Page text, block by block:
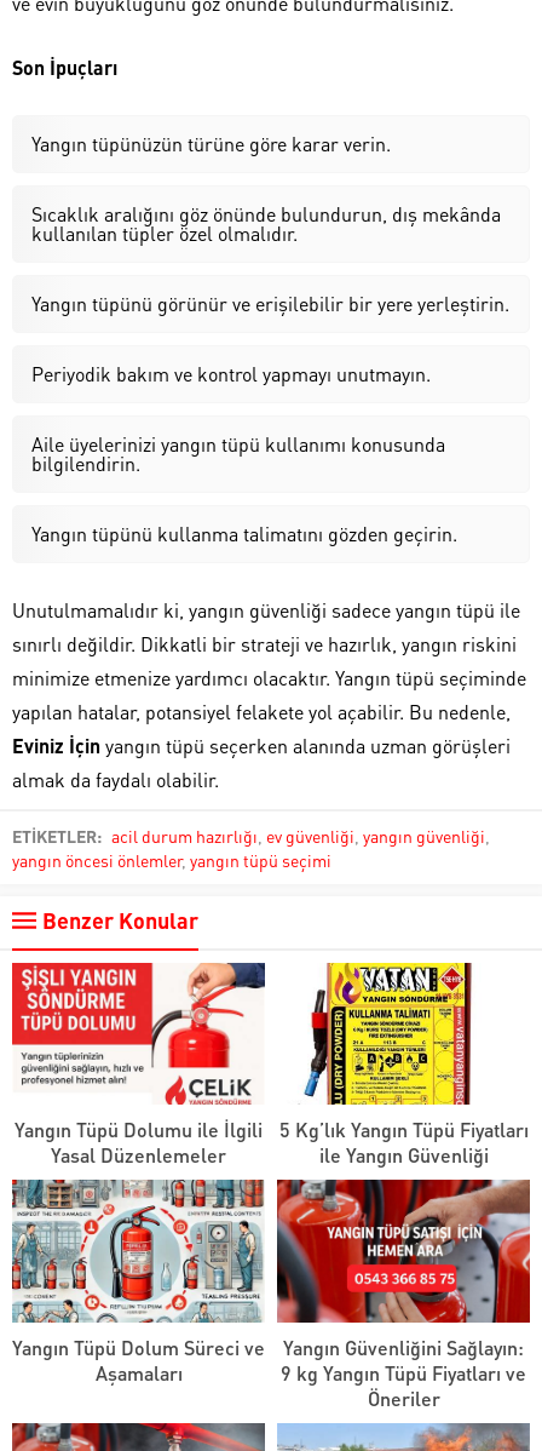
Son İpuçları
Yangın tüpünüzün türüne göre karar verin.
Sıcaklık aralığını göz önünde bulundurun, dış mekânda
kullanılan tüpler özel olmalıdır.
Yangın tüpünü görünür ve erişilebilir bir yere yerleştirin.
Periyodik bakım ve kontrol yapmayı unutmayın.
Aile üyelerinizi yangın tüpü kullanımı konusunda
bilgilendirin.
Yangın tüpünü kullanma talimatını gözden geçirin.
Unutulmamalıdır ki, yangın güvenliği sadece yangın tüpü ile
sınırlı değildir. Dikkatli bir strateji ve hazırlık, yangın riskini
minimize etmenize yardımcı olacaktır. Yangın tüpü seçiminde
yapılan hatalar, potansiyel felakete yol açabilir. Bu nedenle,
Eviniz İçin yangın tüpü seçerken alanında uzman görüşleri
almak da faydalı olabilir.
ETİKETLER: acil durum hazırlığı ev güvenliği yangın güvenliği
yangın öncesi önlemler, yangın tüpü seçimi
Benzer Konular
Yangın Tüpü Dolumu ile İlgili
Yasal Düzenlemeler
5 Kg’lık Yangın Tüpü Fiyatları
ile Yangın Güvenliği
Yangın Tüpü Dolum Süreci ve
Aşamaları
Yangın Güvenliğini Sağlayın:
9 kg Yangın Tüpü Fiyatları ve
Öneriler